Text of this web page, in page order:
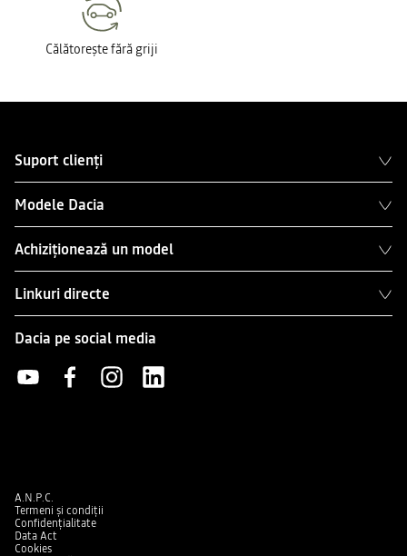
Călătorește fără griji
Suport clienți
Modele Dacia
Achiziționează un model
Linkuri directe
Dacia pe social media
A.N.P.C.
Termeni și condiții
Confidențialitate
Data Act
Cookies